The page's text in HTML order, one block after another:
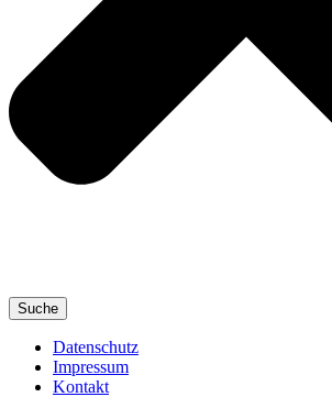
Suche
Datenschutz
Impressum
Kontakt